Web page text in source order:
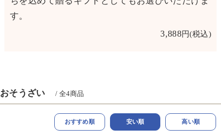
す。
3,888
おそうざい / 全4商品
おすすめ順 安い順 高い順